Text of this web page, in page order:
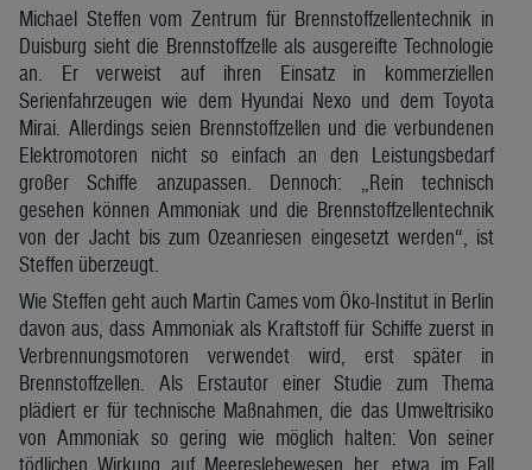
Michael Steffen vom Zentrum für Brennstoffzellentechnik in
Duisburg sieht die Brennstoffzelle als ausgereifte Technologie
an. Er verweist auf ihren Einsatz in kommerziellen
Serienfahrzeugen wie dem Hyundai Nexo und dem Toyota
Mirai. Allerdings seien Brennstoffzellen und die verbundenen
Elektromotoren nicht so einfach an den Leistungsbedarf
großer Schiffe anzupassen. Dennoch: „Rein technisch
gesehen können Ammoniak und die Brennstoffzellentechnik
von der Jacht bis zum Ozeanriesen eingesetzt werden“, ist
Steffen überzeugt.
Wie Steffen geht auch Martin Cames vom Öko-Institut in Berlin
davon aus, dass Ammoniak als Kraftstoff für Schiffe zuerst in
Verbrennungsmotoren verwendet wird, erst später in
Brennstoffzellen. Als Erstautor einer Studie zum Thema
plädiert er für technische Maßnahmen, die das Umweltrisiko
von Ammoniak so gering wie möglich halten: Von seiner
tödlichen Wirkung auf Meereslebewesen her, etwa im Fall